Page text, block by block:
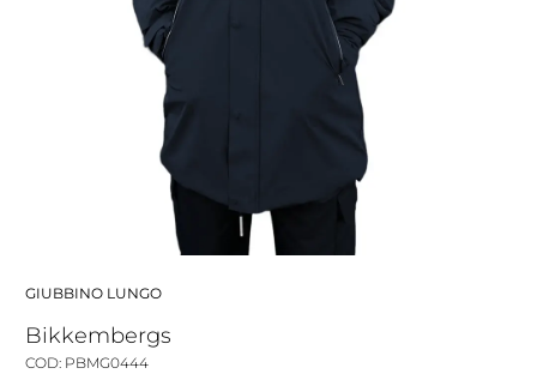
GIUBBINO LUNGO
Bikkembergs
COD: PBMG0444